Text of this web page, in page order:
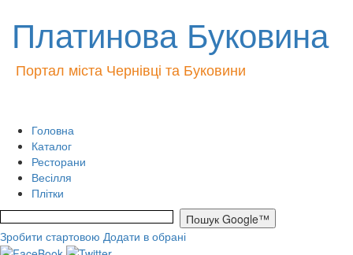
Платинова Буковина
Портал міста Чернівці та Буковини
Головна
Каталог
Ресторани
Весілля
Плітки
Зробити стартовою Додати в обрані